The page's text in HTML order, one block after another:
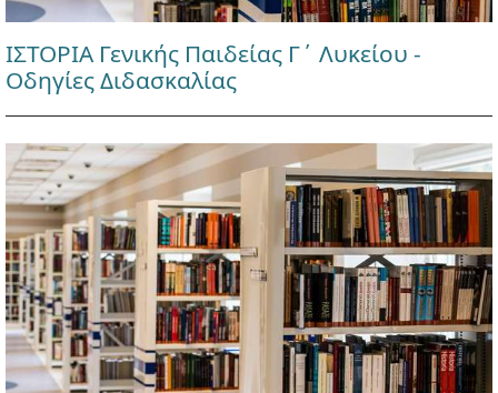
ΙΣΤΟΡΙΑ Γενικής Παιδείας Γ΄ Λυκείου -
Οδηγίες Διδασκαλίας